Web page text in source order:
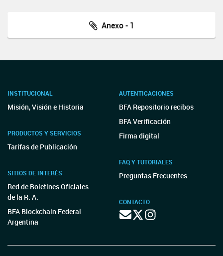
Anexo - 1
INSTITUCIONAL
Misión, Visión e Historia
PRODUCTOS Y SERVICIOS
Tarifas de Publicación
SITIOS DE INTERÉS
Red de Boletines Oficiales
de la R. A.
BFA Blockchain Federal
Argentina
AUTENTICACIONES
BFA Repositorio recibos
BFA Verificación
Firma digital
FAQ Y TUTORIALES
Preguntas Frecuentes
CONTACTO